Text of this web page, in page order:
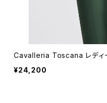
¥24,200